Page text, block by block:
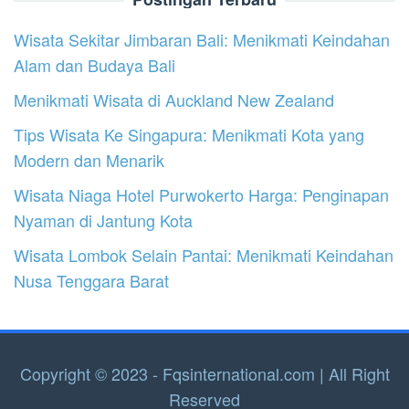
Wisata Sekitar Jimbaran Bali: Menikmati Keindahan
Alam dan Budaya Bali
Menikmati Wisata di Auckland New Zealand
Tips Wisata Ke Singapura: Menikmati Kota yang
Modern dan Menarik
Wisata Niaga Hotel Purwokerto Harga: Penginapan
Nyaman di Jantung Kota
Wisata Lombok Selain Pantai: Menikmati Keindahan
Nusa Tenggara Barat
Copyright © 2023 - Fqsinternational.com | All Right
Reserved